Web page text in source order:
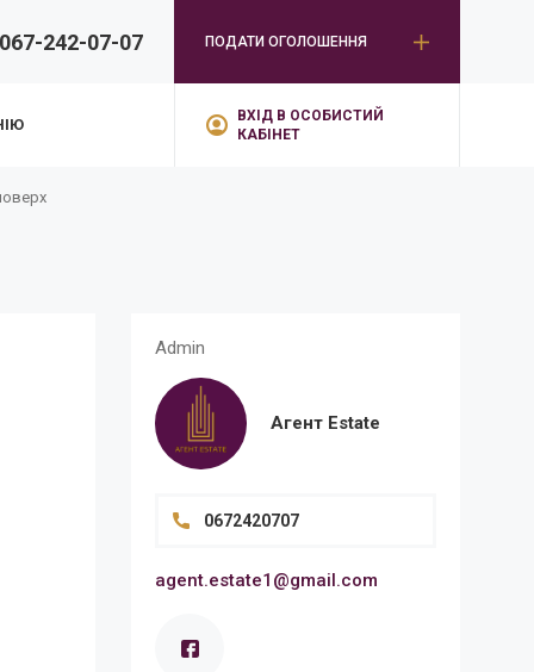
067-242-07-07 ПОДАТИ ОГОЛОШЕННЯ
ВХІД В ОСОБИСТИЙ
КАБІНЕТ
Admin
Агент Estate
0672420707
agent.estate1@gmail.com